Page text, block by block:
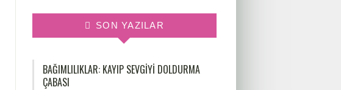
SON YAZILAR
BAĞIMLILIKLAR: KAYIP SEVGIYI DOLDURMA
ÇABASI